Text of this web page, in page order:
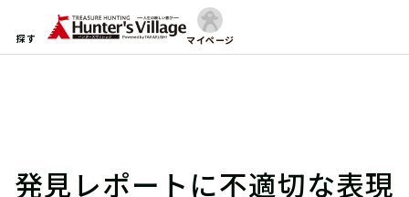
探す マイページ
発見レポートに不適切な表現